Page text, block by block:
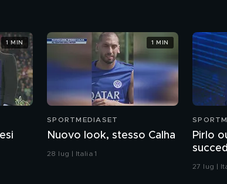
1 MIN
SPORTMEDIASET
Nuovo look, stesso Calha
28 lug | Italia 1
1 MIN
Pirlo
27 lug |